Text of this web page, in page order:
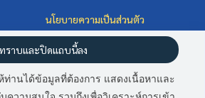
นโยบายความเป็นส่วนตัว
เกี่ยวกับเรา
วิธีการฝากขาย-เช่า
ท่านได้ข้อมูลที่ต้องการ แสดงเนื้อหาและ
ราบและปิดแถบนี้ลง